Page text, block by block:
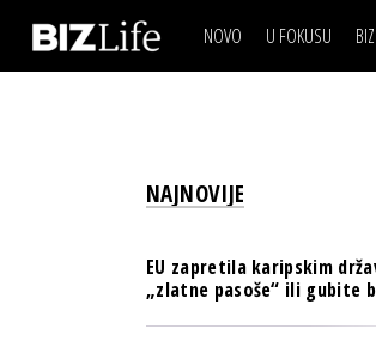
NOVO U FOKUSU
IZJAVA
NAJNOVIJE
EU zapretila karipskim
„zlatne pasoše“ ili gubite